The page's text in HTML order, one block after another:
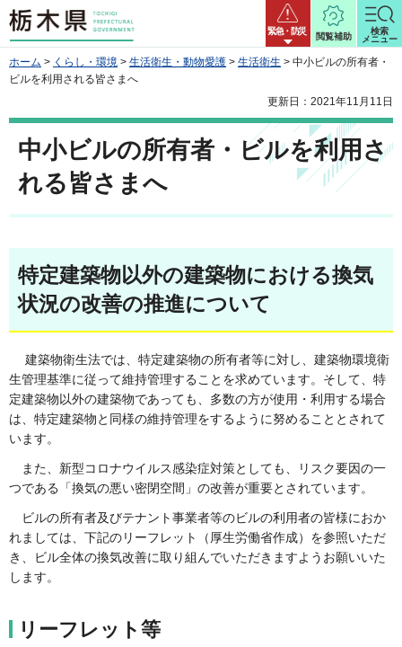
栃木県 緊急・防災
閲覧補助
検索
メニュー
ホーム > くらし・環境 > 生活衛生・動物愛護 > 生活衛生 > 中小ビルの所有者・
ビルを利用される皆さまへ
更新日：2021年11月11日
中小ビルの所有者・ビルを利用さ
れる皆さまへ
特定建築物以外の建築物における換気
状況の改善の推進について
建築物衛生法では、特定建築物の所有者等に対し、建築物環境衛
生管理基準に従って維持管理することを求めています。そして、特
定建築物以外の建築物であっても、多数の方が使用・利用する場合
は、特定建築物と同様の維持管理をするように努めることとされて
います。
また、新型コロナウイルス感染症対策としても、リスク要因の一
つである「換気の悪い密閉空間」の改善が重要とされています。
ビルの所有者及びテナント事業者等のビルの利用者の皆様におか
れましては、下記のリーフレット（厚生労働省作成）を参照いただ
き、ビル全体の換気改善に取り組んでいただきますようお願いいた
します。
リーフレット等